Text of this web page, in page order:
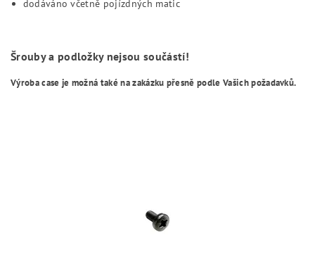
dodáváno včetně pojízdných matic
Šrouby a podložky nejsou součástí!
Výroba case je možná také na zakázku přesně podle Vašich požadavků.